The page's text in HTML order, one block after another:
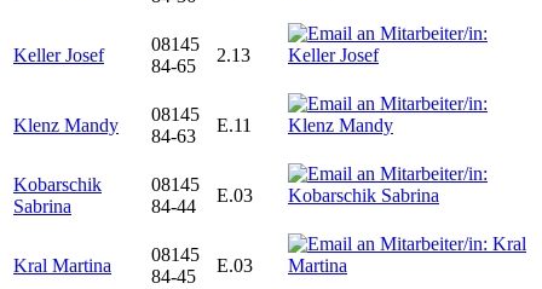
Keller Josef
08145
84-65
2.13
Klenz Mandy
08145
84-63
E.11
Kobarschik
Sabrina
08145
84-44
E.03
Kral Martina
08145
84-45
E.03